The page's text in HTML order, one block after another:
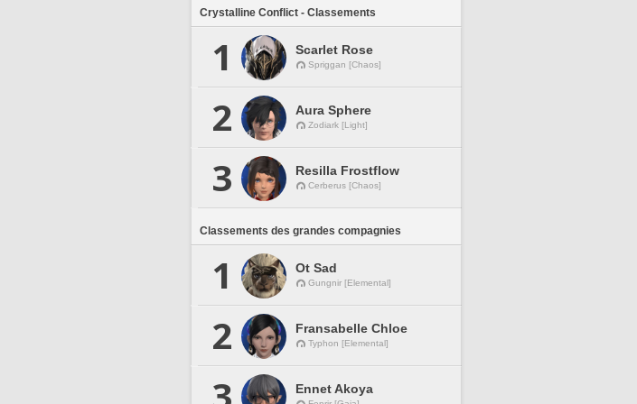
Crystalline Conflict - Classements
1 Scarlet Rose
Spriggan [Chaos]
2 Aura Sphere
Zodiark [Light]
3 Resilla Frostflow
Cerberus [Chaos]
Classements des grandes compagnies
1 Ot Sad
Gungnir [Elemental]
2 Fransabelle Chloe
Typhon [Elemental]
Ennet Akoya